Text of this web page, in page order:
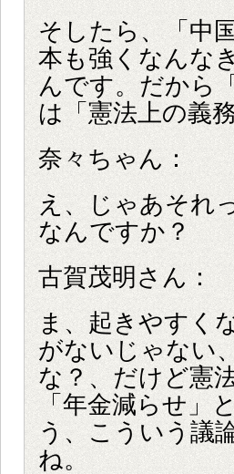
そしたら、「中
本も強くなんな
んです。だから
は「憲法上の義
奈々ちゃん：
え、じゃあそれ
なんですか？
古賀茂明さん：
ま、起きやすく
がないじゃない
な？、だけど憲
「年金減らせ」
う、こういう議
ね。